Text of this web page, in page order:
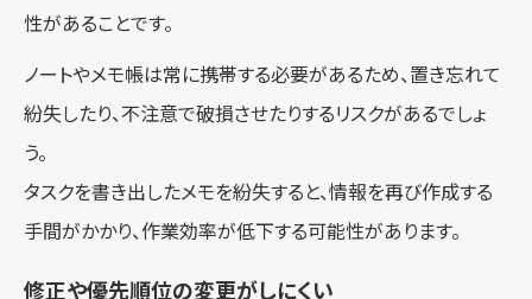
性があることです。
ノートやメモ帳は常に携帯する必要があるため、置き忘れて
紛失したり、不注意で破損させたりするリスクがあるでしょ
う。
タスクを書き出したメモを紛失すると、情報を再び作成する
手間がかかり、作業効率が低下する可能性があります。
修正や優先順位の変更がしにくい